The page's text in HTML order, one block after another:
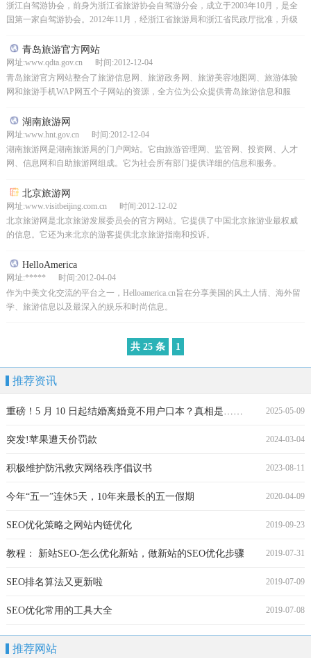
浙江自驾游协会，前身为浙江省旅游协会自驾游分会，成立于2003年10月，是全
国第一家自驾游协会。2012年11月，经浙江省旅游局和浙江省民政厅批准，升级
青岛旅游官方网站
网址:www.qdta.gov.cn 时间:2012-12-04
青岛旅游官方网站整合了旅游信息网、旅游政务网、旅游美容地图网、旅游体验
网和旅游手机WAP网五个子网站的资源，全方位为公众提供青岛旅游信息和服
湖南旅游网
网址:www.hnt.gov.cn 时间:2012-12-04
湖南旅游网是湖南旅游局的门户网站。它由旅游管理网、监管网、投资网、人才
网、信息网和自助旅游网组成。它为社会所有部门提供详细的信息和服务。
北京旅游网
网址:www.visitbeijing.com.cn 时间:2012-12-02
北京旅游网是北京旅游发展委员会的官方网站。它提供了中国北京旅游业最权威
的信息。它还为来北京的游客提供北京旅游指南和投诉。
HelloAmerica
网址:***** 时间:2012-04-04
作为中美文化交流的平台之一，Helloamerica.cn旨在分享美国的风土人情、海外留
学、旅游信息以及最深入的娱乐和时尚信息。
共 25 条 1
推荐资讯
2025-05-09
重磅！5 月 10 日起结婚离婚竟不用户口本？真相是……
2024-03-04
突发!苹果遭天价罚款
2023-08-11
积极维护防汛救灾网络秩序倡议书
2020-04-09
今年“五一”连休5天，10年来最长的五一假期
2019-09-23
SEO优化策略之网站内链优化
2019-07-31
教程： 新站SEO-怎么优化新站，做新站的SEO优化步骤
2019-07-09
SEO排名算法又更新啦
2019-07-08
SEO优化常用的工具大全
推荐网站